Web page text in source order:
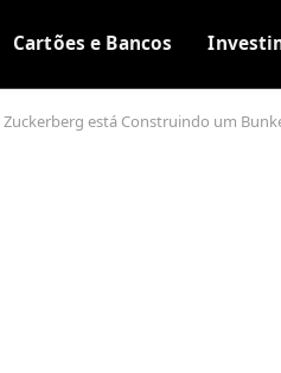
Cartões e Bancos
Zuckerberg está Construindo um